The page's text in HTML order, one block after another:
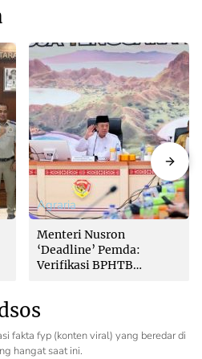
Agraria
Menteri Nusron
‘Deadline’ Pemda:
Verifikasi BPHTB
Lambat!
fakta fyp (konten viral) yang beredar di
hangat saat ini.